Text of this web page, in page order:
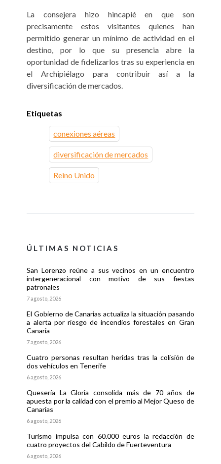
La consejera hizo hincapié en que son
precisamente estos visitantes quienes han
permitido generar un mínimo de actividad en el
destino, por lo que su presencia abre la
oportunidad de fidelizarlos tras su experiencia en
el Archipiélago para contribuir así a la
diversificación de mercados.
Etiquetas
conexiones aéreas
diversificación de mercados
Reino Unido
ÚLTIMAS NOTICIAS
San Lorenzo reúne a sus vecinos en un encuentro
intergeneracional con motivo de sus fiestas
patronales
7 agosto, 2026
El Gobierno de Canarias actualiza la situación pasando
a alerta por riesgo de incendios forestales en Gran
Canaria
7 agosto, 2026
Cuatro personas resultan heridas tras la colisión de
dos vehículos en Tenerife
6 agosto, 2026
Quesería La Gloria consolida más de 70 años de
apuesta por la calidad con el premio al Mejor Queso de
Canarias
6 agosto, 2026
Turismo impulsa con 60.000 euros la redacción de
cuatro proyectos del Cabildo de Fuerteventura
6 agosto, 2026